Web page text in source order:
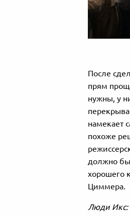
После
прям
нужны, у
намекает
похоже
должно
хорошего
Циммера.
Люди Икс: